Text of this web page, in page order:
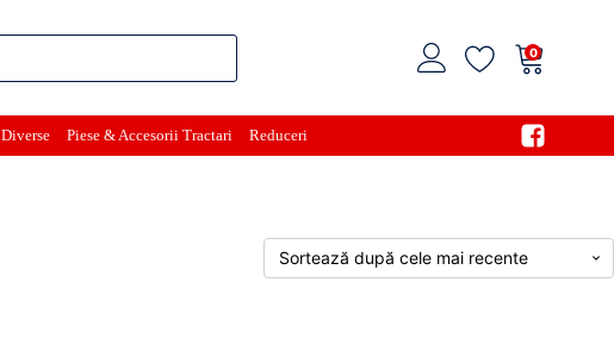
0
Diverse Piese & Accesorii Tractari Reduceri